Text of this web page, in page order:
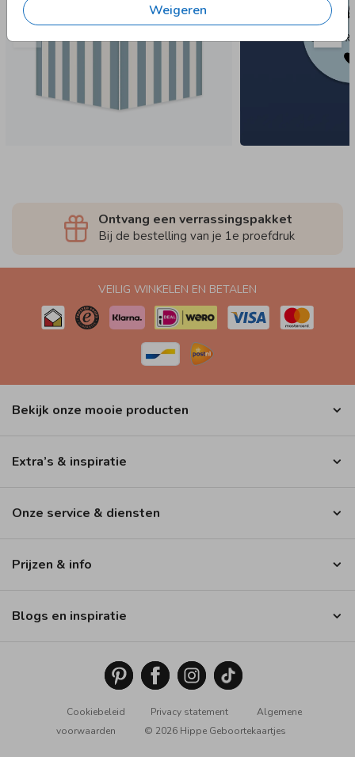
Weigeren
Ontvang een verrassingspakket
Bij de bestelling van je 1e proefdruk
VEILIG WINKELEN EN BETALEN
Bekijk onze mooie producten
Extra’s & inspiratie
Onze service & diensten
Prijzen & info
Blogs en inspiratie
Cookiebeleid Privacy statement
Algemene
voorwaarden
© 2026 Hippe Geboortekaartjes